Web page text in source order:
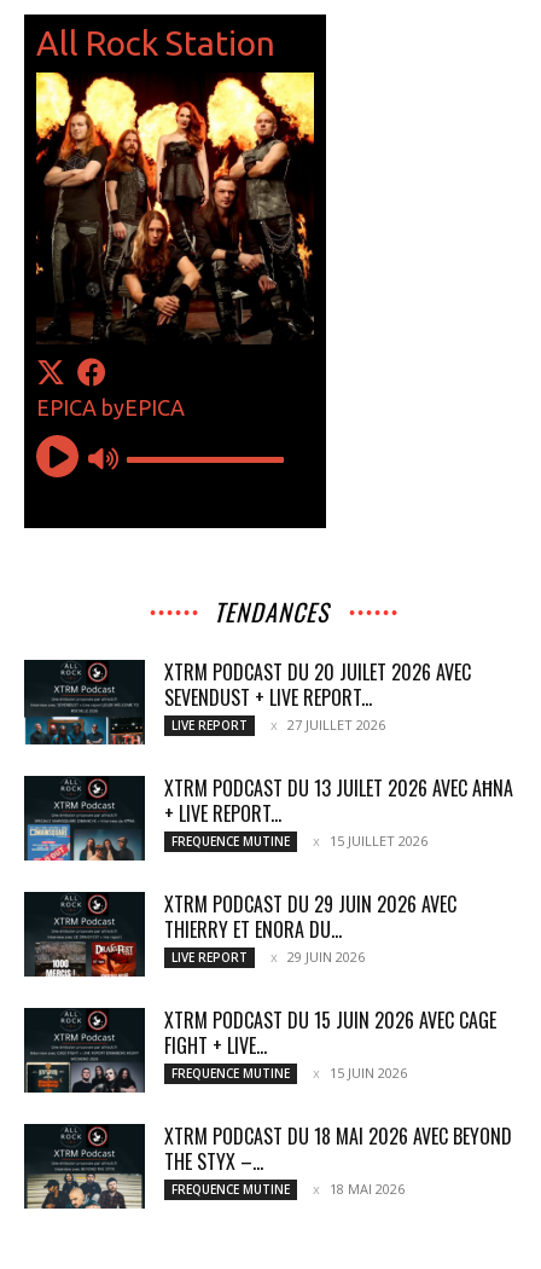
TENDANCES
XTRM PODCAST DU 20 JUILET 2026 AVEC
SEVENDUST + LIVE REPORT...
LIVE REPORT 27 JUILLET 2026
XTRM PODCAST DU 13 JUILET 2026 AVEC AĦNA
+ LIVE REPORT...
FREQUENCE MUTINE 15 JUILLET 2026
XTRM PODCAST DU 29 JUIN 2026 AVEC
THIERRY ET ENORA DU...
LIVE REPORT 29 JUIN 2026
XTRM PODCAST DU 15 JUIN 2026 AVEC CAGE
FIGHT + LIVE...
FREQUENCE MUTINE 15 JUIN 2026
XTRM PODCAST DU 18 MAI 2026 AVEC BEYOND
THE STYX –...
FREQUENCE MUTINE 18 MAI 2026